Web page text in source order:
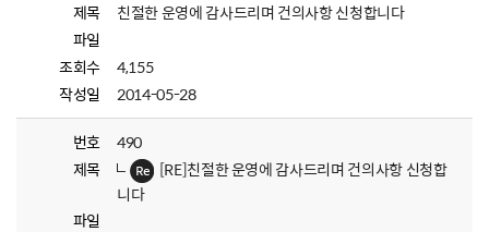
제목
친절한 운영에 감사드리며 건의사항 신청합니다
파일
조회수
4,155
작성일
2014-05-28
번호
490
제목
니다
파일